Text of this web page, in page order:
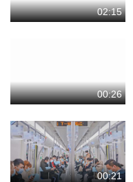
02:15
00:26
00:21